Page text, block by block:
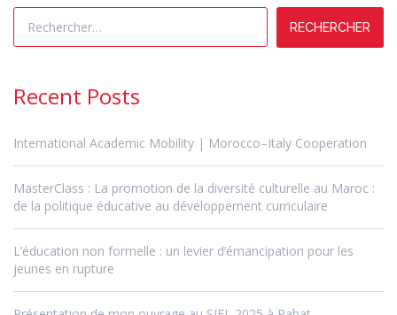
Rechercher :
Recent Posts
International Academic Mobility | Morocco–Italy Cooperation
MasterClass : La promotion de la diversité culturelle au Maroc :
de la politique éducative au développement curriculaire
L’éducation non formelle : un levier d’émancipation pour les
jeunes en rupture